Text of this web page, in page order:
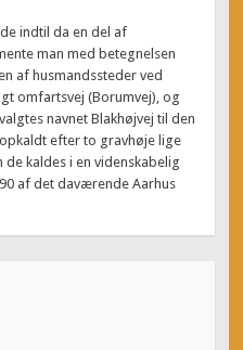
indtil da en del af
man med betegnelsen
af husmandssteder ved
omfartsvej (Borumvej), og
navnet Blakhøjvej til den
efter to gravhøje lige
de kaldes i en videnskabelig
af det daværende Aarhus